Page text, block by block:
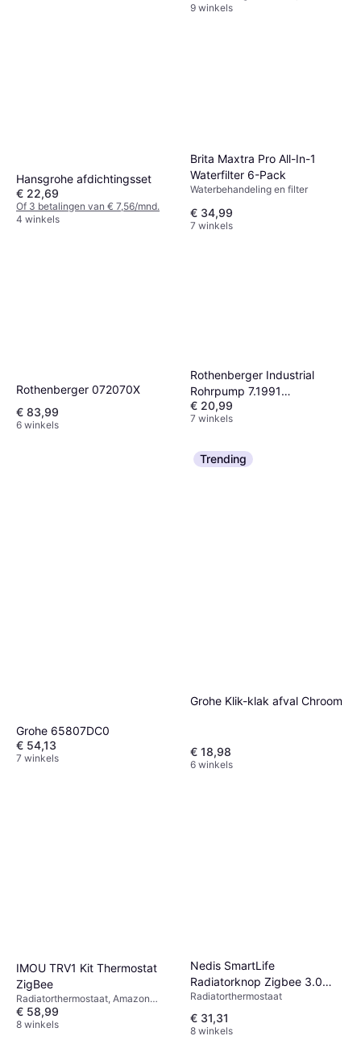
Waterfilter
€ 24,57
6 winkels
9 winkels
Hansgrohe afdichtingsset
€ 22,69
Of 3 betalingen van € 7,56/mnd.
4 winkels
Brita Maxtra Pro All-In-1
Waterfilter 6-Pack
Waterbehandeling en filter
€ 34,99
7 winkels
Rothenberger 072070X
€ 83,99
6 winkels
Rothenberger Industrial
Rohrpump 7.1991
Buisreiniger-pomp 40 cm
€ 20,99
7 winkels
Grohe 65807DC0
€ 54,13
7 winkels
Trending
Grohe Klik-klak afval Chroom
€ 18,98
6 winkels
IMOU TRV1 Kit Thermostat
ZigBee
Radiatorthermostaat, Amazon
Alexa
€ 58,99
8 winkels
Nedis SmartLife
Radiatorknop Zigbee 3.0
LED
Radiatorthermostaat
€ 31,31
8 winkels